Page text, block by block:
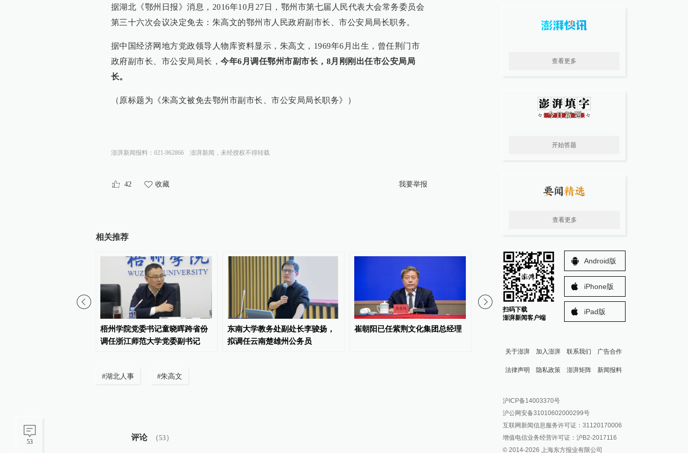
53
据湖北《鄂州日报》消息，2016年10月27日，鄂州市第七届人民代表大会常务委员会
第三十六次会议决定免去：朱高文的鄂州市人民政府副市长、市公安局局长职务。
据中国经济网地方党政领导人物库资料显示，朱高文，1969年6月出生，曾任荆门市
政府副市长、市公安局局长， 今年6月调任鄂州市副市长，8月刚刚出任市公安局局
长。
（原标题为《朱高文被免去鄂州市副市长、市公安局局长职务》）
澎湃新闻报料：021-962866 澎湃新闻，未经授权不得转载
42 收藏 我要举报
相关推荐
梧州学院党委书记童晓晖跨省份
调任浙江师范大学党委副书记
东南大学教务处副处长李骏扬，
拟调任云南楚雄州公务员
崔朝阳已任紫荆文化集团总经理
#湖北人事 #朱高文
评论 （53）
查看更多
开始答题
查看更多
扫码下载
澎湃新闻客户端
Android版
iPhone版
iPad版
关于澎湃 加入澎湃 联系我们 广告合作
法律声明 隐私政策 澎湃矩阵
澎湃新闻公众号
澎湃新闻抖音号
派生万物开放平台
IP SHANGHAI
新闻报料
报料邮箱: news@thepaper.cn
沪ICP备14003370号
沪公网安备31010602000299号
互联网新闻信息服务许可证：31120170006
增值电信业务经营许可证：沪B2-2017116
© 2014-2026 上海东方报业有限公司